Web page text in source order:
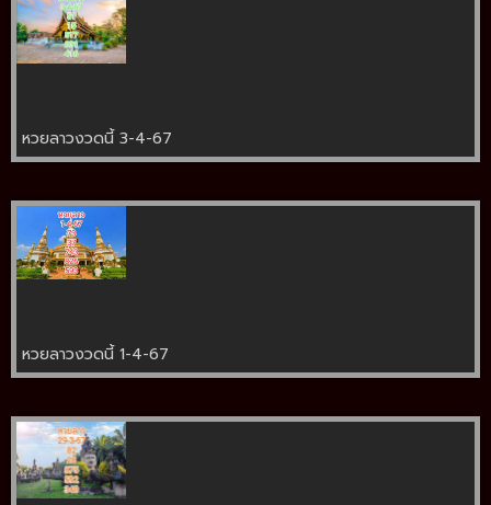
หวยลาวงวดนี้ 3-4-67
หวยลาวงวดนี้ 1-4-67